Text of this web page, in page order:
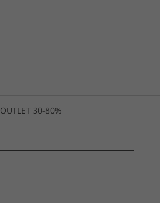
OUTLET 30-80%